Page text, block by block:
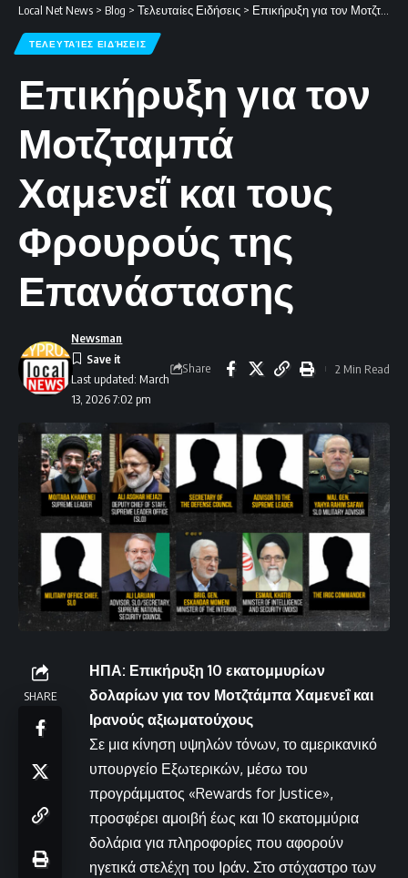
Local Net News > Blog > Τελευταίες Ειδήσεις > Επικήρυξη για τον Μοτζταμπά Χαμενεΐ και τους Φρουρούς της Επανάστασης
ΤΕΛΕΥΤΑΊΕΣ ΕΙΔΉΣΕΙΣ
Επικήρυξη για τον
Μοτζταμπά
Χαμενεΐ και τους
Φρουρούς της
Επανάστασης
Last updated: March
13, 2026 7:02 pm
Newsman
Share 2 Min Read
SHARE
ΗΠΑ: Επικήρυξη 10 εκατομμυρίων
δολαρίων για τον Μοτζτάμπα Χαμενεΐ και
Ιρανούς αξιωματούχους
Σε μια κίνηση υψηλών τόνων, το αμερικανικό
υπουργείο Εξωτερικών, μέσω του
προγράμματος «Rewards for Justice»,
προσφέρει αμοιβή έως και 10 εκατομμύρια
δολάρια για πληροφορίες που αφορούν
ηγετικά στελέχη του Ιράν. Στο στόχαστρο των